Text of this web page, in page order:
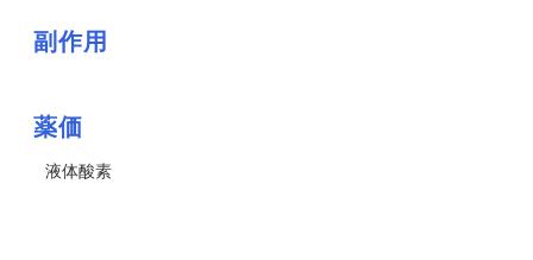
副作用
薬価
液体酸素